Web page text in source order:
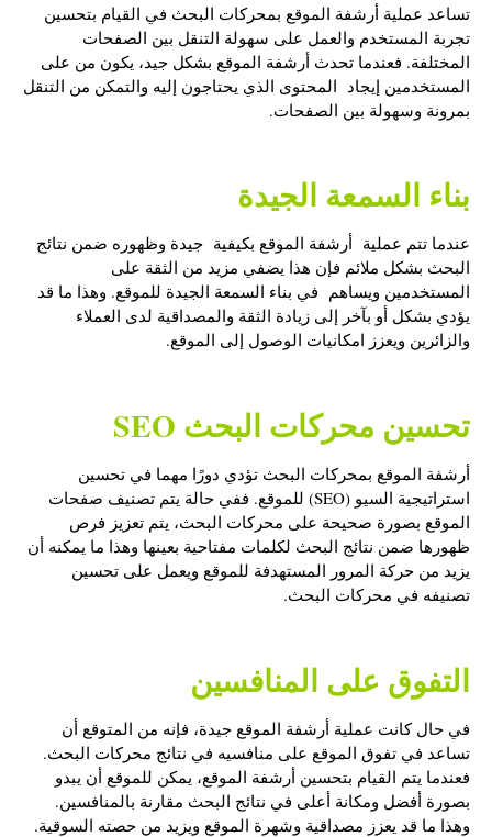
تساعد عملية أرشفة الموقع بمحركات البحث في القيام بتحسين
تجربة المستخدم والعمل على سهولة التنقل بين الصفحات
المختلفة. فعندما تحدث أرشفة الموقع بشكل جيد، يكون من على
المستخدمين إيجاد المحتوى الذي يحتاجون إليه والتمكن من التنقل
بمرونة وسهولة بين الصفحات.
بناء السمعة الجيدة
عندما تتم عملية أرشفة الموقع بكيفية جيدة وظهوره ضمن نتائج
البحث بشكل ملائم فإن هذا يضفي مزيد من الثقة على
المستخدمين ويساهم في بناء السمعة الجيدة للموقع. وهذا ما قد
يؤدي بشكل أو بآخر إلى زيادة الثقة والمصداقية لدى العملاء
والزائرين ويعزز امكانيات الوصول إلى الموقع.
تحسين محركات البحث SEO
أرشفة الموقع بمحركات البحث تؤدي دورًا مهما في تحسين
استراتيجية السيو (SEO) للموقع. ففي حالة يتم تصنيف صفحات
الموقع بصورة صحيحة على محركات البحث، يتم تعزيز فرص
ظهورها ضمن نتائج البحث لكلمات مفتاحية بعينها وهذا ما يمكنه أن
يزيد من حركة المرور المستهدفة للموقع ويعمل على تحسين
تصنيفه في محركات البحث.
التفوق على المنافسين
في حال كانت عملية أرشفة الموقع جيدة، فإنه من المتوقع أن
تساعد في تفوق الموقع على منافسيه في نتائج محركات البحث.
فعندما يتم القيام بتحسين أرشفة الموقع، يمكن للموقع أن يبدو
بصورة أفضل ومكانة أعلى في نتائج البحث مقارنة بالمنافسين.
وهذا ما قد يعزز مصداقية وشهرة الموقع ويزيد من حصته السوقية.